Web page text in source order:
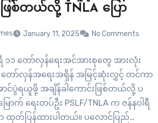
ြစ်တယ်လို့ TNLA ပြော
January 11, 2025 No Comments
ရီ ၁၁ တော်လှန်ရေးအင်အားစုတွေ အားလုံး
း တော်လှန်အရေးအရှိန် အမြင့်ဆုံးလွှင့် တင်ကာ
င်ပွဲရယူဖို့ အချိန်ခါကောင်းဖြစ်တယ်လို့ ပ
ာက် ရေးတပ်ဦး PSLF/TNLA က ဇန်နဝါရီ
ထုတ်ပြန်ထားပါတယ်။ ပလောင်ပြည်